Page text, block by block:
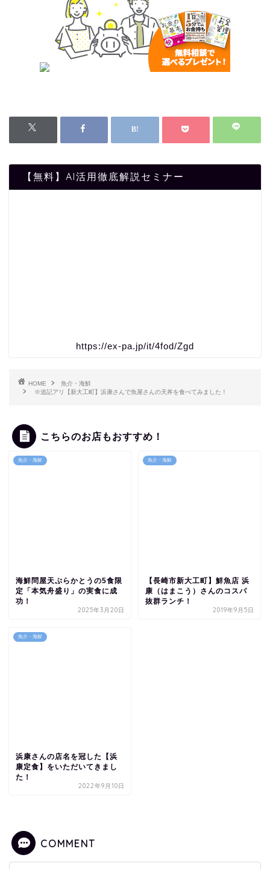
【無料】AI活用徹底解説セミナー
https://ex-pa.jp/it/4fod/Zgd
HOME
魚介・海鮮
※追記アリ【新大工町】浜康さんで魚屋さんの天丼を食べてみました！
こちらのお店もおすすめ！
魚介・海鮮
海鮮問屋天ぷらかとうの5食限
定「本気舟盛り」の実食に成
功！
2025年3月20日
魚介・海鮮
【長崎市新大工町】鮮魚店 浜
康（はまこう）さんのコスパ
抜群ランチ！
2019年9月5日
魚介・海鮮
浜康さんの店名を冠した【浜
康定食】をいただいてきまし
た！
2022年9月10日
COMMENT